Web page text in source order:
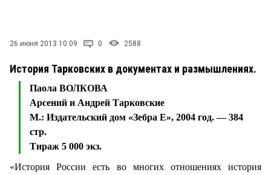
26 июня 2013 10:09 0 2588
История Тарковских в документах и размышлениях.
Паола ВОЛКОВА
Арсений и Андрей Тарковские
М.: Издательский дом «Зебра Е», 2004 год. — 384
стр.
Тираж 5 000 экз.
«История России есть во многих отношениях история